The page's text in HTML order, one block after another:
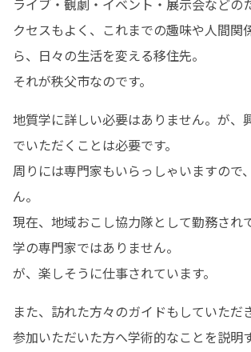
ライブ・観劇・イベント・展示会などの
クセスもよく、これまでの趣味や人間関
ら、日々の生活を変える移住先。
それが秩父市なのです。
地質学に詳しい必要はありません。が、
でいただくことは必要です。
周りには専門家もいらっしゃいますので
ん。
現在、地域おこし協力隊として勤務され
学の専門家ではありません。
が、楽しそうに仕事されています。
また、訪れた方々のガイドもしていただ
参加いただいた方へ学術的なことを説明